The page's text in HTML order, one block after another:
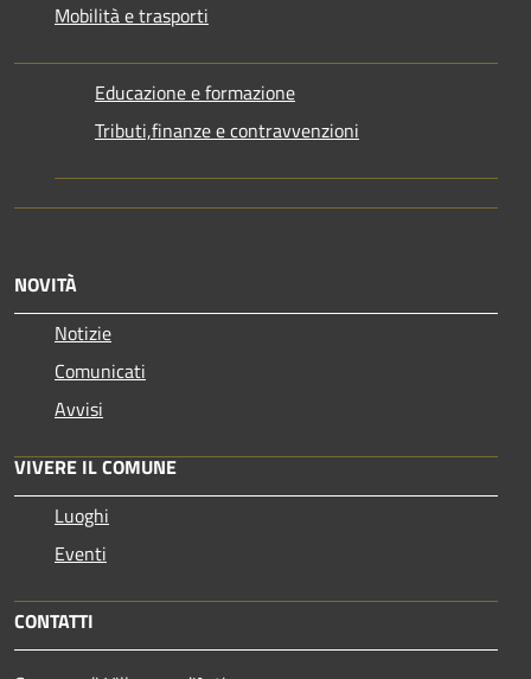
Mobilità e trasporti
Educazione e formazione
Tributi,finanze e contravvenzioni
NOVITÀ
Notizie
Comunicati
Avvisi
VIVERE IL COMUNE
Luoghi
Eventi
CONTATTI